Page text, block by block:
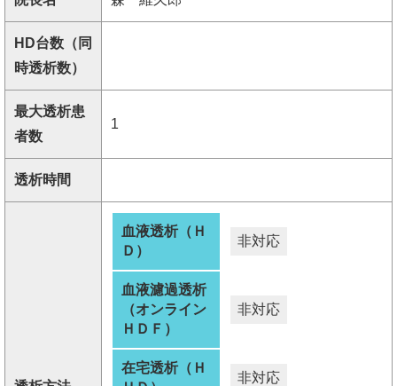
HD台数（同
時透析数）
最大透析患
者数
1
透析時間
血液透析（Ｈ
Ｄ）
非対応
血液濾過透析
（オンライン
ＨＤＦ）
非対応
在宅透析（Ｈ
非対応